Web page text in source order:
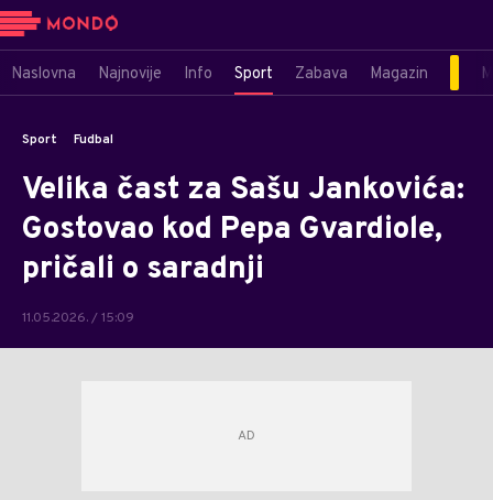
Naslovna Najnovije Info Sport Zabava Magazin
Sport Fudbal
Velika čast za Sašu Jankovića:
Gostovao kod Pepa Gvardiole,
pričali o saradnji
11.05.2026. / 15:09